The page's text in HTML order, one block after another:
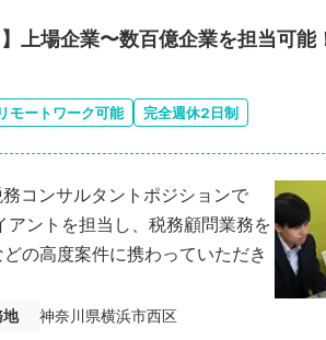
上場企業〜数百億企業を担当可
リモートワーク可能 完全週休2日制
コンサルタントポジションで
ントを担当し、税務顧問業務を
の高度案件に携わっていただき
地 神奈川県横浜市西区